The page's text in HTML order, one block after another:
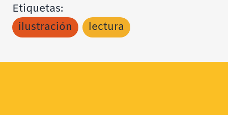
Etiquetas:
ilustración
lectura